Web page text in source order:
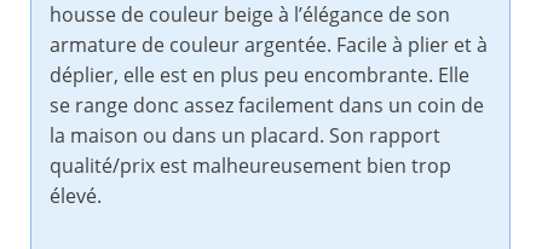
housse de couleur beige à l’élégance de son
armature de couleur argentée. Facile à plier et à
déplier, elle est en plus peu encombrante. Elle
se range donc assez facilement dans un coin de
la maison ou dans un placard. Son rapport
qualité/prix est malheureusement bien trop
élevé.